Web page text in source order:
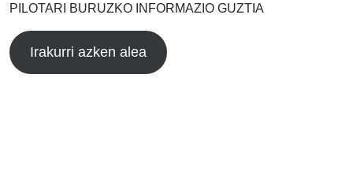
PILOTARI BURUZKO INFORMAZIO GUZTIA
Irakurri azken alea